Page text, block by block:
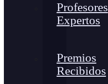
Profesores
Expertos
Premios
Recibidos